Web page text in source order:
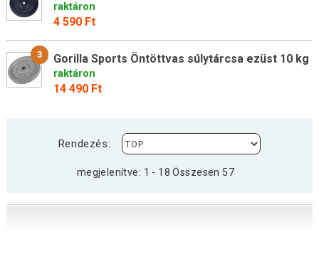
raktáron
4 590 Ft
3 Gorilla Sports Öntöttvas súlytárcsa ezüst 10 kg
raktáron
14 490 Ft
Rendezés:
megjelenítve: 1 - 18 Összesen 57